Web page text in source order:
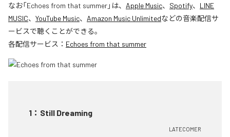
なお「Echoes from that summer」は、 Apple Music、 Spotify、 LINE
MUSIC、 YouTube Music、 Amazon Music Unlimitedなどの音楽配信サ
ービスで聴くことができる。
各配信サービス： Echoes from that summer
1 ： Still Dreaming
LATECOMER